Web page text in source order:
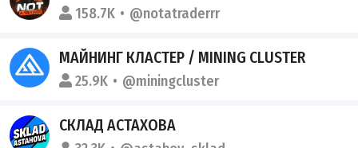
158.7K @notatraderrr
МАЙНИНГ КЛАСТЕР / MINING CLUSTER
25.9K @miningcluster
СКЛАД АСТАХОВА